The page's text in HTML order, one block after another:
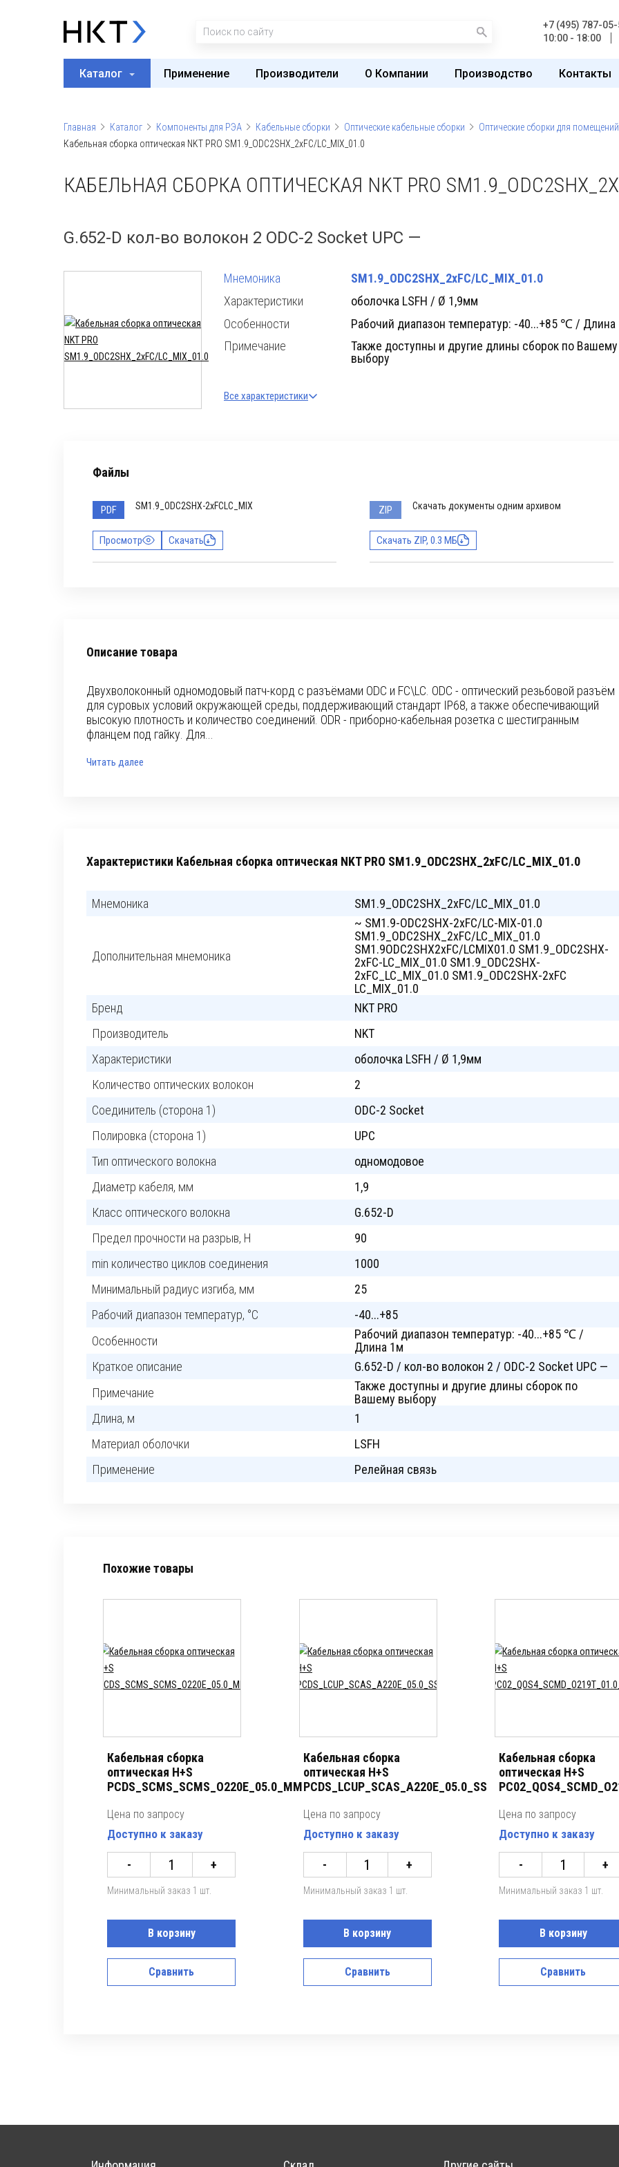
+7 (495) 787-
10:00 - 18:00
Каталог Применение Производители О Компании Производство Контакты
Главная Каталог Компоненты для РЭА Кабельные сборки Оптические кабельные сборки
Оптические сборки для помещений
Кабельная сборка оптическая NKT PRO SM1.9_ODC2SHX_2xFC/LC_MIX_01.0
КАБЕЛЬНАЯ СБОРКА ОПТИЧЕСКАЯ NKT PRO
G.652-D кол-во волокон 2 ODC-2 Socket UPC —
Мнемоника
SM1.9_ODC2SHX_2xFC/LC_MIX_01.0
Характеристики
оболочка LSFH / Ø 1,9мм
Особенности
Рабочий диапазон температур: -40...+85 ℃ / Длина
Примечание
Также доступны и другие длины сборок по Вашему
выбору
Все характеристики
Файлы
PDF SM1.9_ODC2SHX-2xFCLC_MIX
Просмотр Скачать
ZIP Скачать документы одним архивом
Скачать ZIP, 0.3 МБ
Описание товара
Двухволоконный одномодовый патч-корд с разъёмами ODC и FC\LC. ODC - оптический резьбовой разъём
для суровых условий окружающей среды, поддерживающий стандарт IP68, а также обеспечивающий
высокую плотность и количество соединений. ODR - приборно-кабельная розетка с шестигранным
фланцем под гайку. Для...
Читать далее
Характеристики Кабельная сборка оптическая NKT PRO SM1.9_ODC2SHX_2xFC/LC_MIX_01.0
Мнемоника SM1.9_ODC2SHX_2xFC/LC_MIX_01.0
Дополнительная мнемоника
~ SM1.9-ODC2SHX-2xFC/LC-MIX-01.0
SM1.9_ODC2SHX_2xFC/LC_MIX_01.0
SM1.9ODC2SHX2xFC/LCMIX01.0 SM1.9_ODC2SHX-
2xFC-LC_MIX_01.0 SM1.9_ODC2SHX-
2xFC_LC_MIX_01.0 SM1.9_ODC2SHX-2xFC
LC_MIX_01.0
Бренд
NKT PRO
Производитель
NKT
Характеристики
оболочка LSFH / Ø 1,9мм
Количество оптических волокон
2
Соединитель (сторона 1)
ODC-2 Socket
Полировка (сторона 1)
UPC
Тип оптического волокна
одномодовое
Диаметр кабеля, мм
1,9
Класс оптического волокна
G.652-D
Предел прочности на разрыв, H
90
min количество циклов соединения
1000
Минимальный радиус изгиба, мм
25
Рабочий диапазон температур, °C
-40...+85
Особенности
Рабочий диапазон температур: -40...+85 ℃ /
Длина 1м
Краткое описание
G.652-D / кол-во волокон 2 / ODC-2 Socket UPC —
Примечание
Также доступны и другие длины сборок по
Вашему выбору
Длина, м
1
Материал оболочки
LSFH
Применение
Релейная связь
Похожие товары
Кабельная сборка
оптическая H+S
PCDS_SCMS_SCMS_O220E_05.0_MM
Цена по запросу
Доступно к заказу
- +
Минимальный заказ 1 шт.
В корзину
Сравнить
Кабельная сборка
оптическая H+S
PCDS_LCUP_SCAS_A220E_05.0_SS
Цена по запросу
Доступно к заказу
- +
Минимальный заказ 1 шт.
В корзину
Сравнить
Кабельная сборка
оптическая H+S
Цена по запросу
Доступно к заказу
- +
Минимальный заказ 1 шт.
В корзину
Сравнить